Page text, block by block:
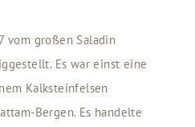
vom großen Saladin
Es war einst eine
Kalksteinfelsen
Bergen. Es handelte